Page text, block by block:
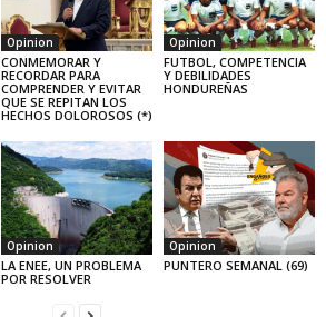
Opinion
CONMEMORAR Y
RECORDAR PARA
COMPRENDER Y EVITAR
QUE SE REPITAN LOS
HECHOS DOLOROSOS (*)
Opinion
FUTBOL, COMPETENCIA
Y DEBILIDADES
HONDUREÑAS
Opinion
LA ENEE, UN PROBLEMA
POR RESOLVER
Opinion
PUNTERO SEMANAL (69)